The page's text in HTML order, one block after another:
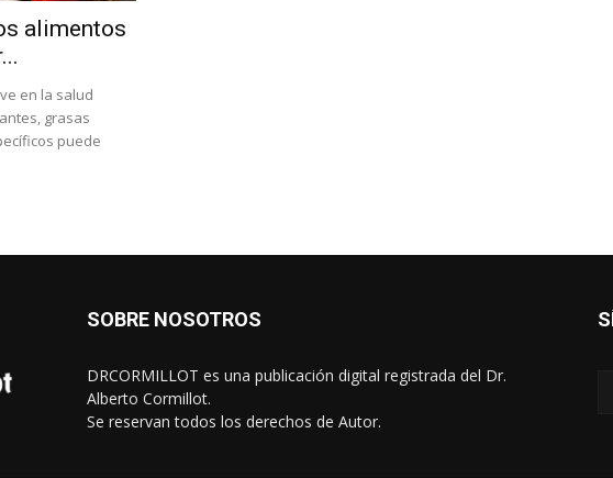
alimentos
en la salud
grasas
puede
SOBRE NOSOTROS
DRCORMILLOT es una publicación digital registrada del Dr.
Alberto Cormillot.
Se reservan todos los derechos de Autor.